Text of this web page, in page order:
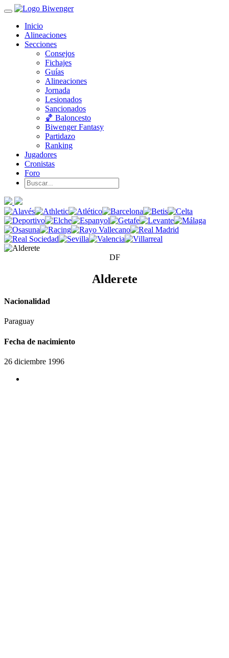
Inicio
Alineaciones
Secciones
Consejos
Fichajes
Guías
Alineaciones
Jornada
Lesionados
Sancionados
🏀 Baloncesto
Biwenger Fantasy
Partidazo
Ranking
Jugadores
Cronistas
Foro
DF
Alderete
Nacionalidad
Paraguay
Fecha de nacimiento
26 diciembre 1996